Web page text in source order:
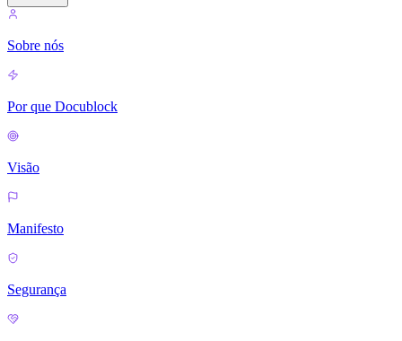
Sobre nós
Por que Docublock
Visão
Manifesto
Segurança